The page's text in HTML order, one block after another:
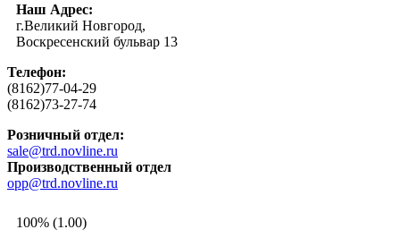
Наш Адрес:
г.Великий Новгород,
Воскресенский бульвар 13
Телефон:
(8162)77-04-29
(8162)73-27-74
Розничный отдел:
sale@trd.novline.ru
Производственный отдел
opp@trd.novline.ru
100% (1.00)